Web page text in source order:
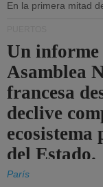
En la primera mitad
Un informe
Asamblea
francesa
declive
del Estado.
París